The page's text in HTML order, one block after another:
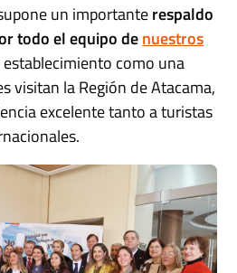
un importanterespaldo
todo el equipo denuestros
como una
visitan la Región de Atacama,
excelente tanto a turistas